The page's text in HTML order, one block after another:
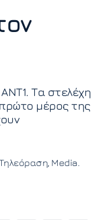
Τα στελέχη
μέρος της
Media